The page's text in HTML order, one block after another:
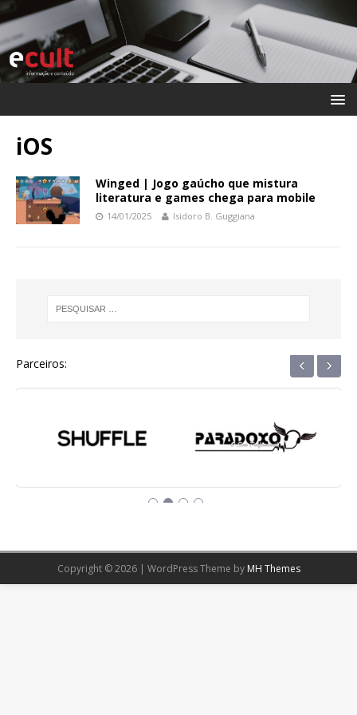
iOS
Winged | Jogo gaúcho que mistura
literatura e games chega para mobile
14/01/2025 Isidoro B. Guggiana
Parceiros: ‹ ›
Copyright © 2026 | WordPress Theme by MH Themes